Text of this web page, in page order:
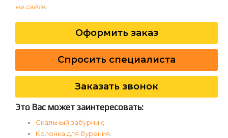
на сайте.
Оформить заказ
Спросить специалиста
Заказать звонок
Это Вас может заинтересовать:
Скальный забурник;
Колонка для бурения